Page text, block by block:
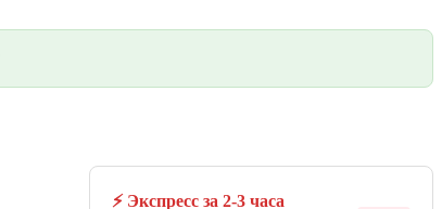
⚡ Экспресс за 2-3 часа